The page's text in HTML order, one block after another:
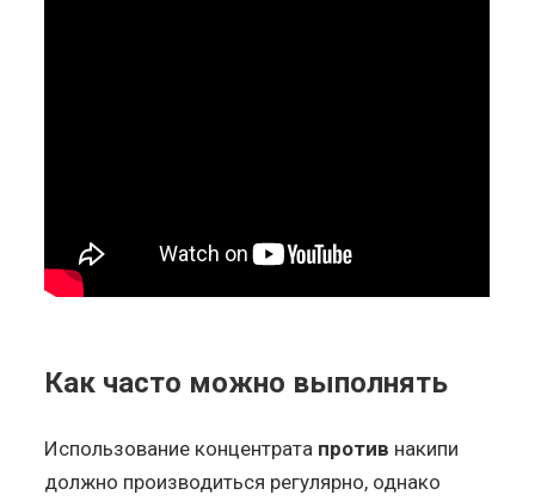
Как часто можно выполнять
Использование концентрата против накипи
должно производиться регулярно, однако